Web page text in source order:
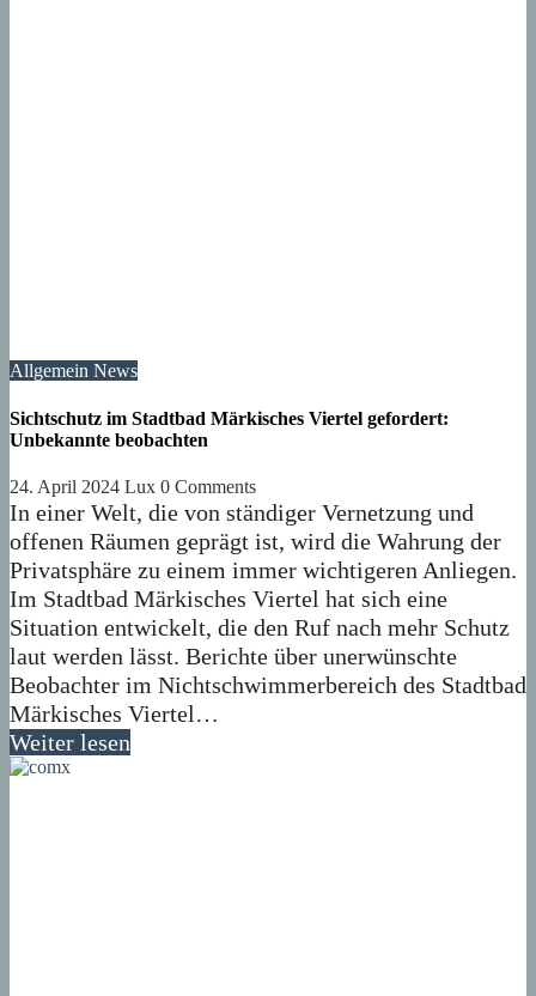
Allgemein News
Sichtschutz im Stadtbad Märkisches Viertel gefordert:
Unbekannte beobachten
24. April 2024 Lux 0 Comments
In einer Welt, die von ständiger Vernetzung und
offenen Räumen geprägt ist, wird die Wahrung der
Privatsphäre zu einem immer wichtigeren Anliegen.
Im Stadtbad Märkisches Viertel hat sich eine
Situation entwickelt, die den Ruf nach mehr Schutz
laut werden lässt. Berichte über unerwünschte
Beobachter im Nichtschwimmerbereich des Stadtbad
Märkisches Viertel…
Weiter lesen